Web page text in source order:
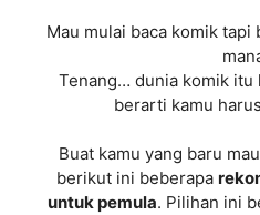
Mau mulai baca komik
Tenang… dunia komik itu
berarti kamu
Buat kamu yang baru
berikut ini beberapa
untuk pemula. Pilihan ini